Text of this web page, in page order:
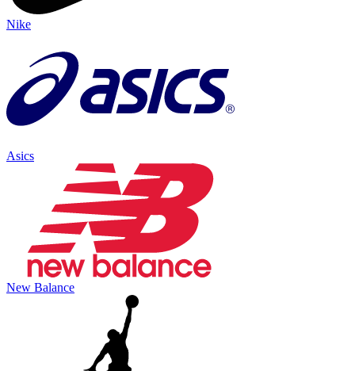
Nike
Asics
New Balance